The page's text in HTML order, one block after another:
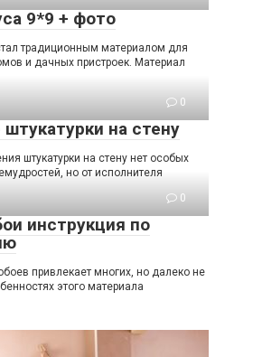
9*9 + фото
традиционным материалом для
и дачных пристроек. Материал
0
на стену
штукатурки на стену нет особых
но от исполнителя
0
инструкция по
привлекает многих, но далеко не
этого материала